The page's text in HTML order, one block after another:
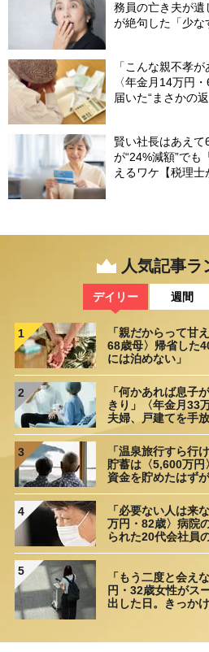
務員の亡き夫が
が絶句した「少な
「こんな親不孝
〈年金月14万円
届いた“まさかの
賢い社長はあえ
が“24%減額”でも
えるワケ【税理士
人気記事ラ
デイリー 週間
1
「親だからって甘
68歳母〉帰省した
には泊めない」
2
「何かあれば息子
きり」〈年金月33
夫婦、戸建てを手
3
「温泉旅行すら行
貯蓄は〈5,600万
資金を貯めたはず
4
「必要ない人は来
万円・82歳〉病院
られた20代会社員
5
「もう二度と会え
円・32歳女性がス
出した日。きっか